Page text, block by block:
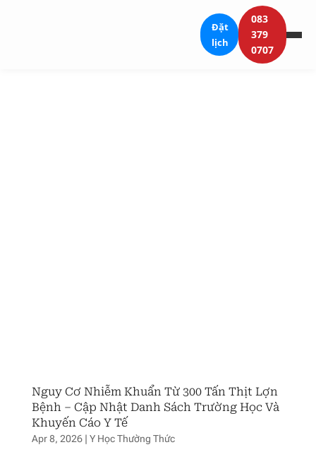
Đặt
lịch
083
379
0707
Nguy Cơ Nhiễm Khuẩn Từ 300 Tấn Thịt Lợn
Bệnh – Cập Nhật Danh Sách Trường Học Và
Khuyến Cáo Y Tế
Apr 8, 2026| Y Học Thường Thức